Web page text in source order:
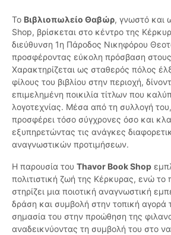
Το Βιβλιοπωλείο Θαβώρ, γνωστό και
Shop, βρίσκεται στο κέντρο της
διεύθυνση 1η Πάροδος Νικηφόρου
προσφέροντας εύκολη πρόσβαση
Χαρακτηρίζεται ως σταθερός πόλος
φίλους του βιβλίου στην περιοχή,
επιμελημένη ποικιλία τίτλων που
λογοτεχνίας. Μέσα από τη συλλογή
προσφέρει τόσο σύγχρονες όσο και
εξυπηρετώντας τις ανάγκες
αναγνωστικών προτιμήσεων.
Η παρουσία του Thavor Book Shop
πολιτιστική ζωή της Κέρκυρας, ενώ το
στηρίζει μια ποιοτική αναγνωστική
δράση και συμβολή στην τοπική αγορά
σημασία του στην προώθηση της
αναδεικνύοντας τη συμβολή του στο